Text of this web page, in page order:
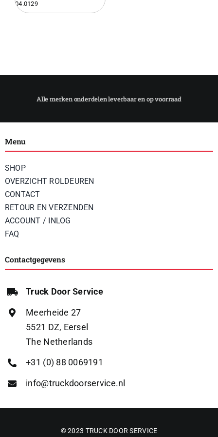
Pneumatiek
Bevestigingsmaterialen
04.0129
Menu
SHOP
OVERZICHT ROLDEUREN
CONTACT
RETOUR EN VERZENDEN
ACCOUNT / INLOG
FAQ
Contactgegevens
Truck Door Service
Meerheide 27
5521 DZ, Eersel
The Netherlands
+31 (0) 88 0069191
info@truckdoorservice.nl
© 2023 TRUCK DOOR SERVICE